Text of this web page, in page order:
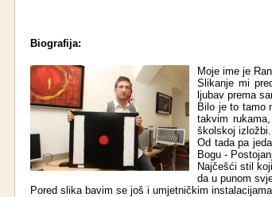
Biografija:
Moje ime je
Slikanje mi
ljubav prema
Bilo je to tamo
takvim
školskoj izložbi.
Od tada pa
Bogu -
Najčešći stil
da u punom
Pored slika bavim se još i umjetničkim